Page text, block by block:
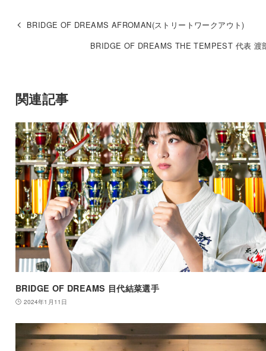
BRIDGE OF DREAMS AFROMAN(ストリートワークアウト)
BRIDGE OF DREAMS THE TEMPEST 代表 渡
関連記事
BRIDGE OF DREAMS 目代結菜選手
2024年1月11日